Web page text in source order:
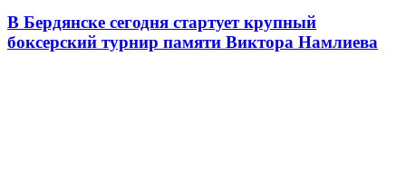
В Бердянске сегодня стартует крупный
боксерский турнир памяти Виктора Намлиева